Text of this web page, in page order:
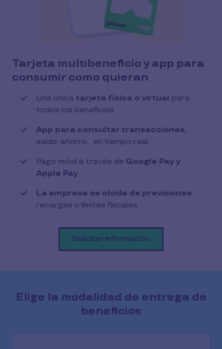
Tarjeta multibeneficio y app para
consumir como quieran
Una única tarjeta física o virtual para
todos los beneficios
App para consultar transacciones,
saldo, ahorro... en tiempo real
Pago móvil a través de Google Pay y
Apple Pay
La empresa se olvida de previsiones,
recargas o límites fiscales
Solicitar información
Elige la modalidad de entrega de
beneficios